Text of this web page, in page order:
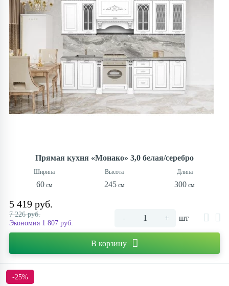
Прямая кухня «Монако» 3,0 белая/серебро
60 245 300
5 419 руб.
7 226 руб.
Экономия 1 807 руб.
- + шт
В корзину
-25%